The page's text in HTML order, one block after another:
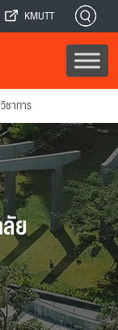
KMUTT
ชาการ
ย